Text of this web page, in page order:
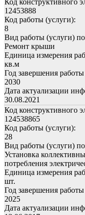
12453888
Код работы (услуги):
8
Вид работы (услуги)
Ремонт крыши
Единица измерения
кв.м
Год завершения
2030
Дата актуализации
30.08.2021
Код конструктивного
124538865
Код работы (услуги):
28
Вид работы (услуги)
Установка
потребления
Единица измерения
шт.
Год завершения
2025
Дата актуализации